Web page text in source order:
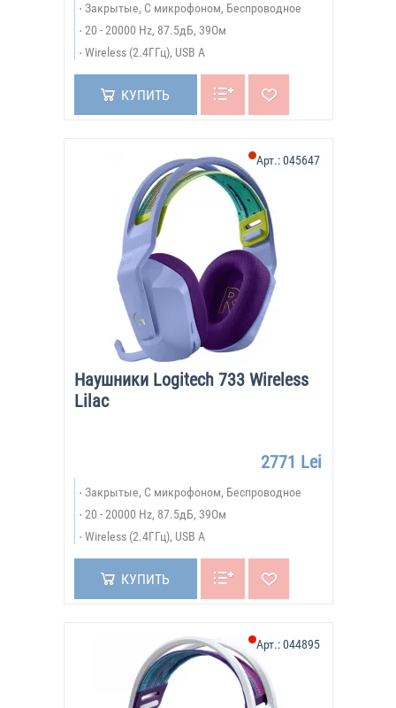
Закрытые, С микрофоном, Беспроводное
20 - 20000 Hz, 87.5дБ, 39Ом
Wireless (2.4ГГц), USB A
КУПИТЬ
Наушники Logitech 733 Wireless
Lilac
Арт.:045647
2771 Lei
Закрытые, С микрофоном, Беспроводное
20 - 20000 Hz, 87.5дБ, 39Ом
Wireless (2.4ГГц), USB A
КУПИТЬ
Арт.:044895